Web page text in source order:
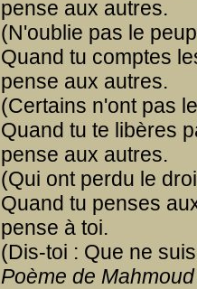
pense aux autres.
(N'oublie pas le
Quand tu comptes
pense aux autres.
(Certains n'ont pas
Quand tu te libères
pense aux autres.
(Qui ont perdu le
Quand tu penses
pense à toi.
(Dis-toi : Que ne
Poème de